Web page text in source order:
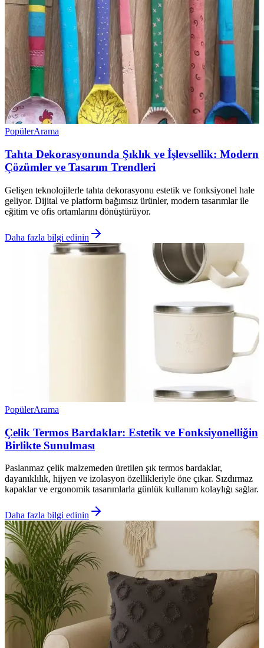
PopülerArama
Tahta Dekorasyonunda Şıklık ve İşlevsellik: Modern
Çözümler ve Tasarım Trendleri
Gelişen teknolojilerle tahta dekorasyonu estetik ve fonksiyonel hale
geliyor. Dijital ve platform bağımsız ürünler, modern tasarımlar ile
eğitim ve ofis ortamlarını dönüştürüyor.
Daha fazla bilgi edinin
PopülerArama
Çelik Termos Bardaklar: Estetik ve Fonksiyonelliğin
Birlikte Sunulması
Paslanmaz çelik malzemeden üretilen şık termos bardaklar,
dayanıklılık, hijyen ve izolasyon özellikleriyle öne çıkar. Sızdırmaz
kapaklar ve ergonomik tasarımlarla günlük kullanım kolaylığı sağlar.
Daha fazla bilgi edinin